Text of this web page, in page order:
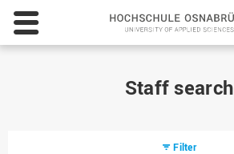
Staff search
Filter